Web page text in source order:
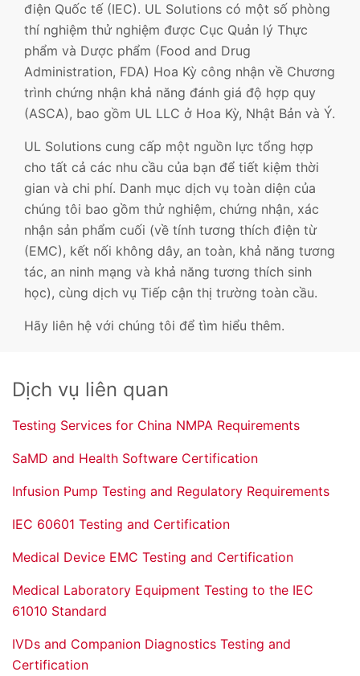
điện Quốc tế (IEC). UL Solutions có một số phòng
thí nghiệm thử nghiệm được Cục Quản lý Thực
phẩm và Dược phẩm (Food and Drug
Administration, FDA) Hoa Kỳ công nhận về Chương
trình chứng nhận khả năng đánh giá độ hợp quy
(ASCA), bao gồm UL LLC ở Hoa Kỳ, Nhật Bản và Ý.
UL Solutions cung cấp một nguồn lực tổng hợp
cho tất cả các nhu cầu của bạn để tiết kiệm thời
gian và chi phí. Danh mục dịch vụ toàn diện của
chúng tôi bao gồm thử nghiệm, chứng nhận, xác
nhận sản phẩm cuối (về tính tương thích điện từ
(EMC), kết nối không dây, an toàn, khả năng tương
tác, an ninh mạng và khả năng tương thích sinh
học), cùng dịch vụ Tiếp cận thị trường toàn cầu.
Hãy liên hệ với chúng tôi để tìm hiểu thêm.
Dịch vụ liên quan
Testing Services for China NMPA Requirements
SaMD and Health Software Certification
Infusion Pump Testing and Regulatory Requirements
IEC 60601 Testing and Certification
Medical Device EMC Testing and Certification
Medical Laboratory Equipment Testing to the IEC
61010 Standard
IVDs and Companion Diagnostics Testing and
Certification